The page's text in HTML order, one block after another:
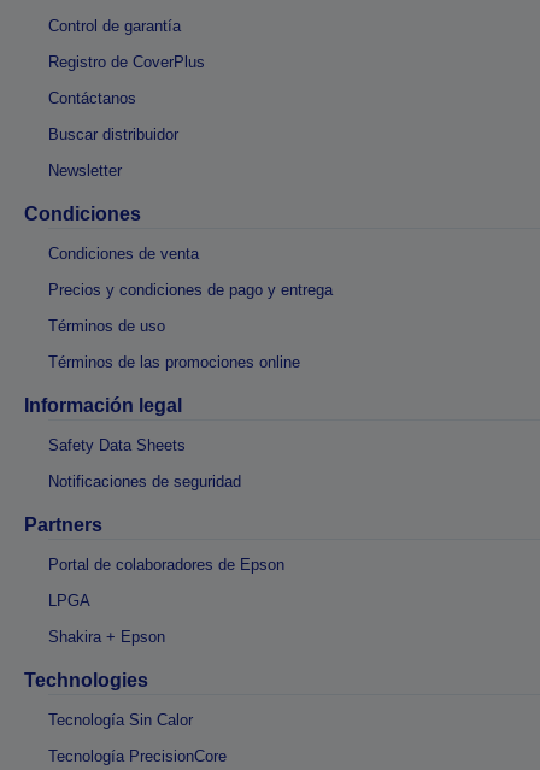
Control de garantía
Registro de CoverPlus
Contáctanos
Buscar distribuidor
Newsletter
Condiciones
Condiciones de venta
Precios y condiciones de pago y entrega
Términos de uso
Términos de las promociones online
Información legal
Safety Data Sheets
Notificaciones de seguridad
Partners
Portal de colaboradores de Epson
LPGA
Shakira + Epson
Technologies
Tecnología Sin Calor
Tecnología PrecisionCore